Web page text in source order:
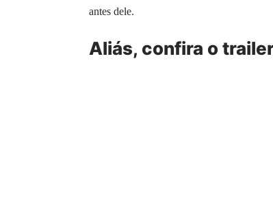
antes dele.
Aliás, confira o